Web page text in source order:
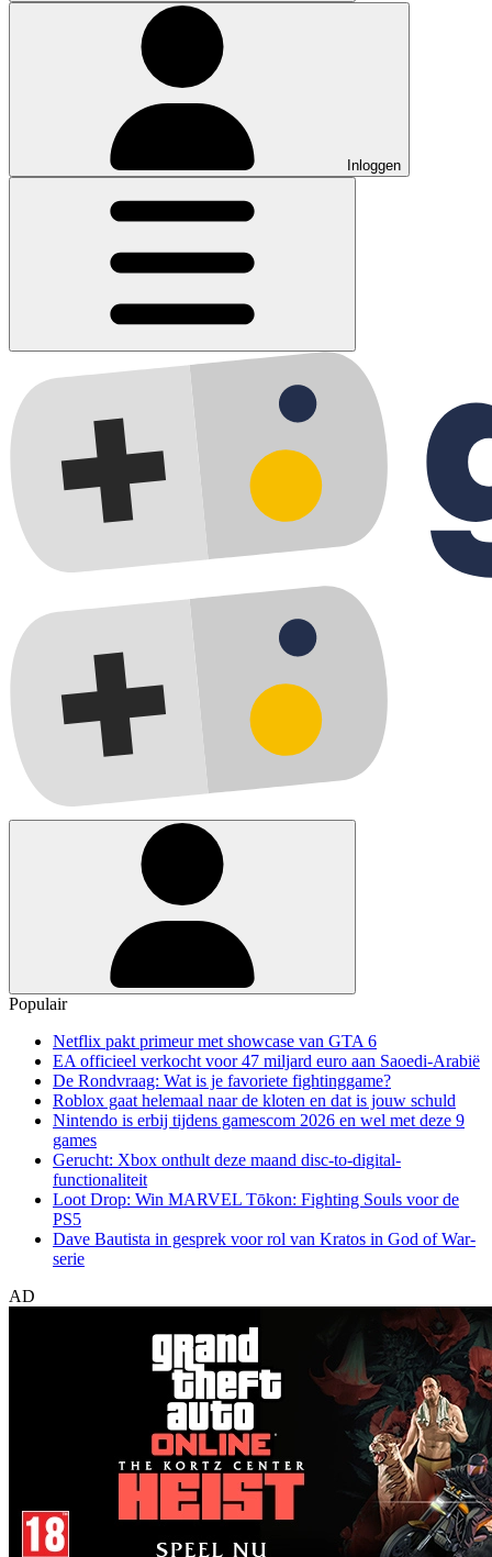
Inloggen
Populair
Netflix pakt primeur met showcase van GTA 6
EA officieel verkocht voor 47 miljard euro aan Saoedi-Arabië
De Rondvraag: Wat is je favoriete fightinggame?
Roblox gaat helemaal naar de kloten en dat is jouw schuld
Nintendo is erbij tijdens gamescom 2026 en wel met deze 9
games
Gerucht: Xbox onthult deze maand disc-to-digital-
functionaliteit
Loot Drop: Win MARVEL Tōkon: Fighting Souls voor de
PS5
Dave Bautista in gesprek voor rol van Kratos in God of War-
serie
AD